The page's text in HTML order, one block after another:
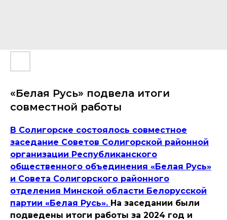
«Белая Русь» подвела итоги
совместной работы
В Солигорске состоялось совместное
заседание Советов Солигорской районной
организации Республиканского
общественного объединения «Белая Русь»
и Совета Солигорского районного
отделения Минской области Белорусской
партии «Белая Русь». На заседании были
подведены итоги работы за 2024 год и